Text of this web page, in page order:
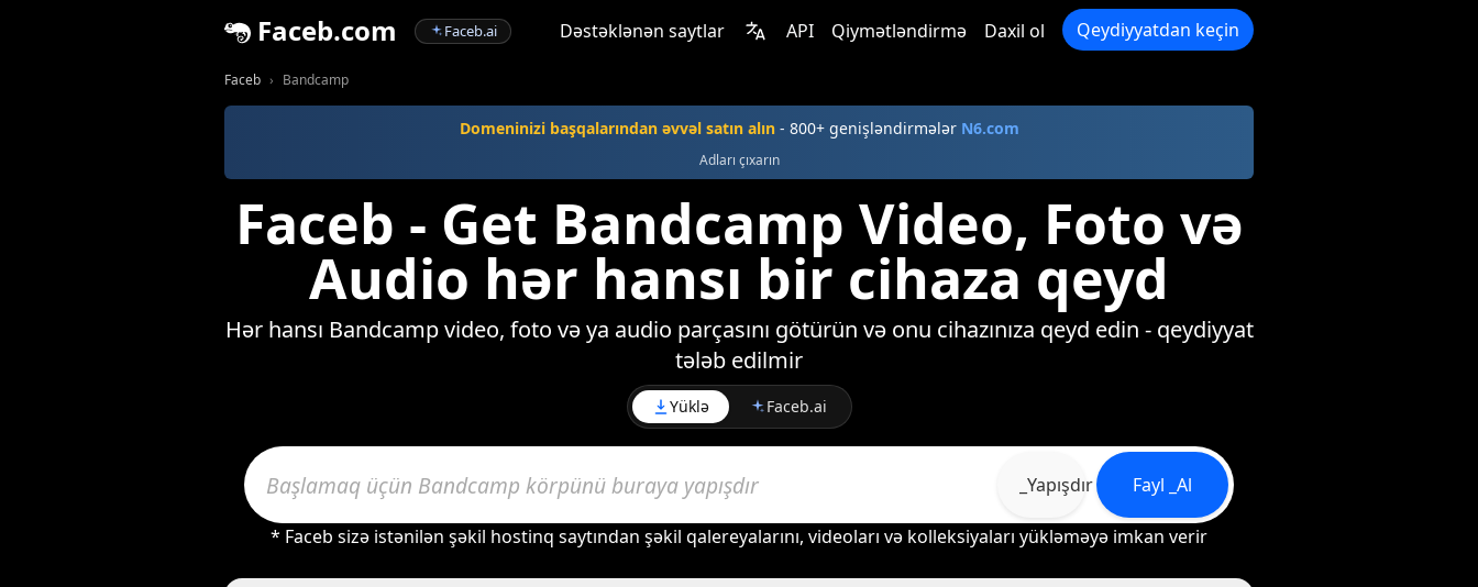
Faceb.com Faceb.ai Dəstəklənən saytlar API Qiymətləndirmə Daxil ol Qeydiyyatdan keçin
Faceb Bandcamp
Domeninizi başqalarından əvvəl satın alın- 800+ genişləndirmələr N6.com
Adları çıxarın
Faceb - Get Bandcamp Video, Foto və
Audio hər hansı bir cihaza qeyd
Hər hansı Bandcamp video, foto və ya audio parçasını götürün və onu cihazınıza qeyd edin - qeydiyyat
tələb edilmir
Yüklə Faceb.ai
_Yapışdır Fayl _Al
* Faceb sizə istənilən şəkil hostinq saytından şəkil qalereyalarını, videoları və kolleksiyaları yükləməyə imkan verir